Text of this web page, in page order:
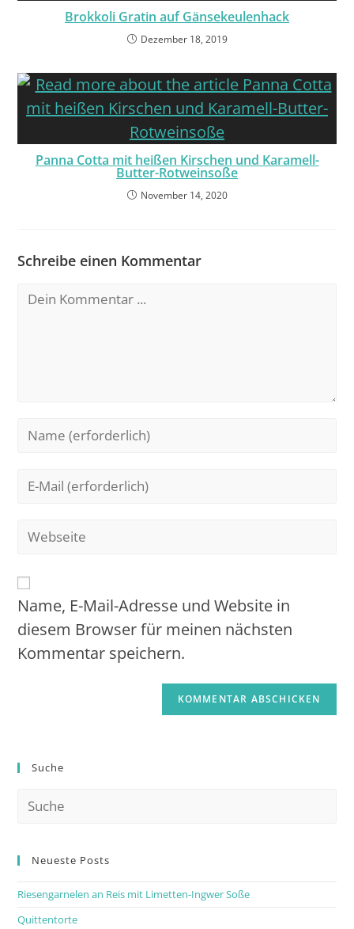
Brokkoli Gratin auf Gänsekeulenhack
Dezember 18, 2019
Panna Cotta mit heißen Kirschen und Karamell-
Butter-Rotweinsoße
November 14, 2020
Schreibe einen Kommentar
Name, E-Mail-Adresse und Website in
diesem Browser für meinen nächsten
Kommentar speichern.
Suche
Neueste Posts
Riesengarnelen an Reis mit Limetten-Ingwer Soße
Quittentorte